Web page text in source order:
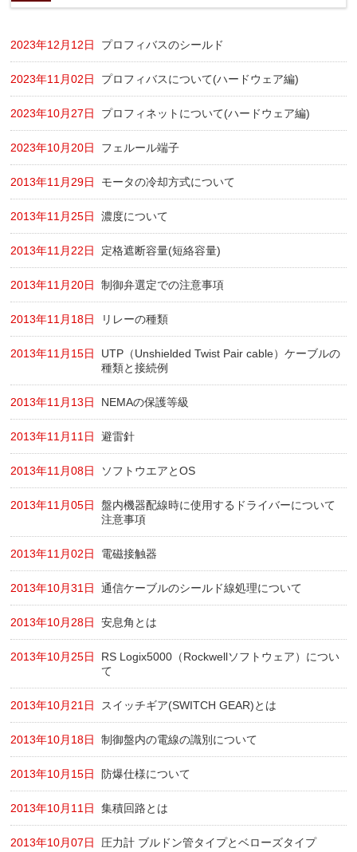
2023年12月12日 プロフィバスのシールド
2023年11月02日 プロフィバスについて(ハードウェア編)
2023年10月27日 プロフィネットについて(ハードウェア編)
2023年10月20日 フェルール端子
2013年11月29日 モータの冷却方式について
2013年11月25日 濃度について
2013年11月22日 定格遮断容量(短絡容量)
2013年11月20日 制御弁選定での注意事項
2013年11月18日 リレーの種類
2013年11月15日
UTP（Unshielded Twist Pair cable）ケーブルの
種類と接続例
2013年11月13日 NEMAの保護等級
2013年11月11日 避雷針
2013年11月08日 ソフトウエアとOS
2013年11月05日
盤内機器配線時に使用するドライバーについて
注意事項
2013年11月02日 電磁接触器
2013年10月31日 通信ケーブルのシールド線処理について
2013年10月28日 安息角とは
2013年10月25日
RS Logix5000（Rockwellソフトウェア）につい
て
2013年10月21日 スイッチギア(SWITCH GEAR)とは
2013年10月18日 制御盤内の電線の識別について
2013年10月15日 防爆仕様について
2013年10月11日 集積回路とは
2013年10月07日 圧力計 ブルドン管タイプとベローズタイプ